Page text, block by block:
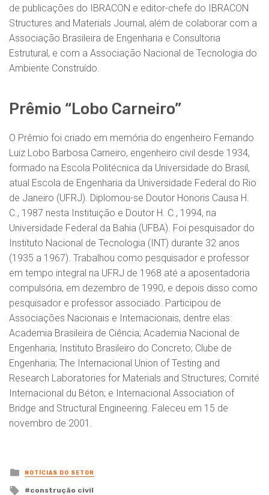
de publicações do IBRACON e editor-chefe do IBRACON
Structures and Materials Journal, além de colaborar com a
Associação Brasileira de Engenharia e Consultoria
Estrutural, e com a Associação Nacional de Tecnologia do
Ambiente Construído.
Prêmio “Lobo Carneiro”
O Prêmio foi criado em memória do engenheiro Fernando
Luiz Lobo Barbosa Carneiro, engenheiro civil desde 1934,
formado na Escola Politécnica da Universidade do Brasil,
atual Escola de Engenharia da Universidade Federal do Rio
de Janeiro (UFRJ). Diplomou-se Doutor Honoris Causa H.
C., 1987 nesta Instituição e Doutor H. C., 1994, na
Universidade Federal da Bahia (UFBA). Foi pesquisador do
Instituto Nacional de Tecnologia (INT) durante 32 anos
(1935 a 1967). Trabalhou como pesquisador e professor
em tempo integral na UFRJ de 1968 até a aposentadoria
compulsória, em dezembro de 1990, e depois disso como
pesquisador e professor associado. Participou de
Associações Nacionais e Internacionais, dentre elas:
Academia Brasileira de Ciência; Academia Nacional de
Engenharia; Instituto Brasileiro do Concreto; Clube de
Engenharia; The Internacional Union of Testing and
Research Laboratories for Materials and Structures; Comité
Internacional du Béton; e Internacional Association of
Bridge and Structural Engineering. Faleceu em 15 de
novembro de 2001.
Posted
in
NOTÍCIAS DO SETOR
Tagged
construção civil